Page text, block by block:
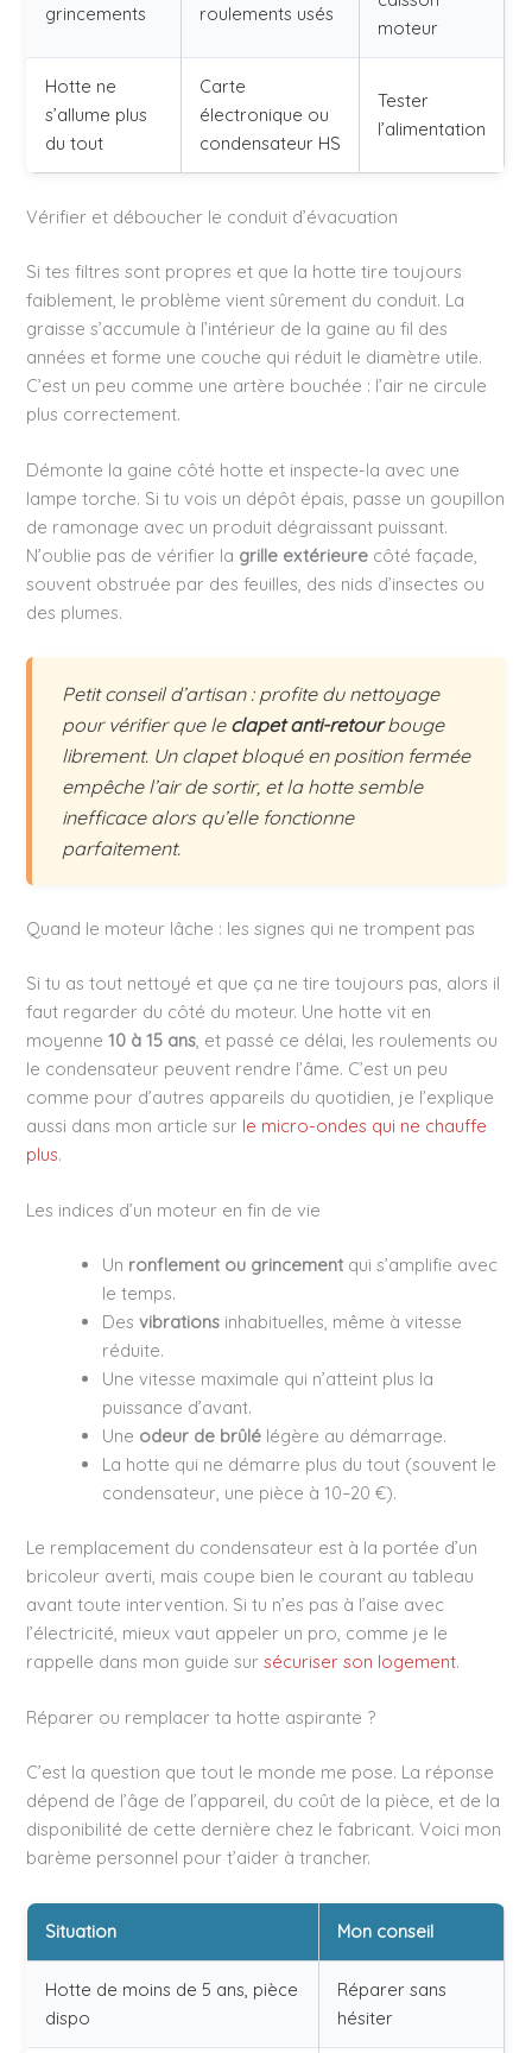
grincements roulements usés
moteur
Hotte ne
s’allume plus
du tout
Carte
électronique ou
condensateur HS
Tester
l’alimentation
Vérifier et déboucher le conduit d’évacuation
Si tes filtres sont propres et que la hotte tire toujours
faiblement, le problème vient sûrement du conduit. La
graisse s’accumule à l’intérieur de la gaine au fil des
années et forme une couche qui réduit le diamètre utile.
C’est un peu comme une artère bouchée : l’air ne circule
plus correctement.
Démonte la gaine côté hotte et inspecte-la avec une
lampe torche. Si tu vois un dépôt épais, passe un goupillon
de ramonage avec un produit dégraissant puissant.
N’oublie pas de vérifier la grille extérieure côté façade,
souvent obstruée par des feuilles, des nids d’insectes ou
des plumes.
Petit conseil d’artisan : profite du nettoyage
pour vérifier que le clapet anti-retourbouge
librement. Un clapet bloqué en position fermée
empêche l’air de sortir, et la hotte semble
inefficace alors qu’elle fonctionne
parfaitement.
Quand le moteur lâche : les signes qui ne trompent pas
Si tu as tout nettoyé et que ça ne tire toujours pas, alors il
faut regarder du côté du moteur. Une hotte vit en
moyenne10 à 15 ans, et passé ce délai, les roulements ou
le condensateur peuvent rendre l’âme. C’est un peu
comme pour d’autres appareils du quotidien, je l’explique
aussi dans mon article sur le micro-ondes qui ne chauffe
plus.
Les indices d’un moteur en fin de vie
Un ronflement ou grincement qui s’amplifie avec
le temps.
Desvibrations inhabituelles, même à vitesse
réduite.
Une vitesse maximale qui n’atteint plus la
puissance d’avant.
Une odeur de brûlé légère au démarrage.
La hotte qui ne démarre plus du tout (souvent le
condensateur, une pièce à 10–20 €).
Le remplacement du condensateur est à la portée d’un
bricoleur averti, mais coupe bien le courant au tableau
avant toute intervention. Si tu n’es pas à l’aise avec
l’électricité, mieux vaut appeler un pro, comme je le
rappelle dans mon guide sursécuriser son logement.
Réparer ou remplacer ta hotte aspirante ?
C’est la question que tout le monde me pose. La réponse
dépend de l’âge de l’appareil, du coût de la pièce, et de la
disponibilité de cette dernière chez le fabricant. Voici mon
barème personnel pour t’aider à trancher.
Situation Mon conseil
Hotte de moins de 5 ans, pièce
dispo
Réparer sans
hésiter